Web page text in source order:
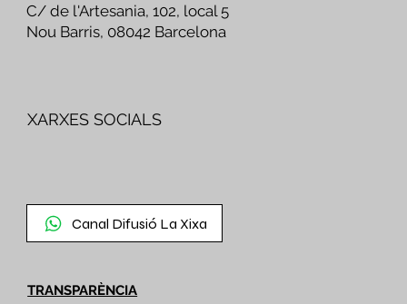
C/ de l'Artesania, 102, local 5
Nou Barris, 08042 Barcelona
XARXES SOCIALS
Canal Difusió La Xixa
TRANSPARÈNCIA